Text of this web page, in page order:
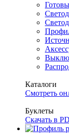
Каталоги
Смотреть
Буклеты
Скачать в